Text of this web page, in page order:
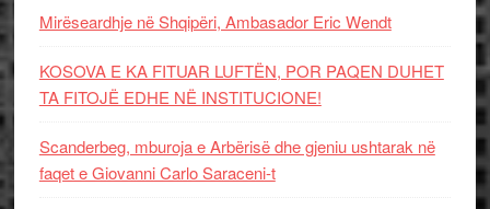
Mirëseardhje në Shqipëri, Ambasador Eric Wendt
KOSOVA E KA FITUAR LUFTËN, POR PAQEN DUHET
TA FITOJË EDHE NË INSTITUCIONE!
Scanderbeg, mburoja e Arbërisë dhe gjeniu ushtarak në
faqet e Giovanni Carlo Saraceni-t